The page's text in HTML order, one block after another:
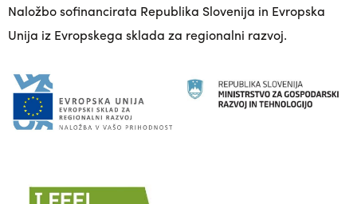
Naložbo sofinancirata Republika Slovenija in Evropska
Unija iz Evropskega sklada za regionalni razvoj.